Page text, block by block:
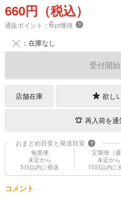
660円（税込）
通販ポイント： 6pt獲得 ？
╳ ：在庫なし
受付開
店舗在庫 欲し
再入荷を通
おまとめ目安と発送目安 ?
毎度便
未定から
5日以内に発送
定期便（
未定から
10日以内に
コメント